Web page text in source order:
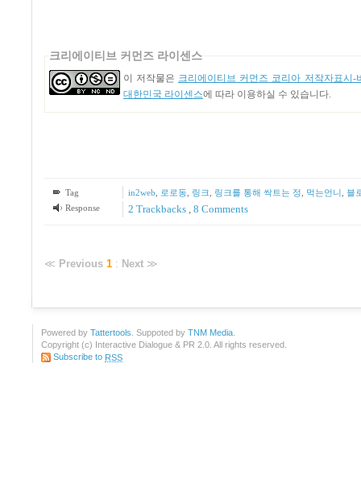
크리에이티브 커먼즈 라이센스
이 저작물은 크리에이티브 커먼즈 코리아 저작자표시-
대한민국 라이센스에 따라 이용하실 수 있습니다.
Tag in2web 로로동 링크 링크를 통해 싹트는 정 먹는언니 블
Response
2 Trackbacks , 8 Comments
≪ Previous 1 : Next ≫
Powered by Tattertools . Suppoted by TNM Media
Copyright (c) Interactive Dialogue & PR 2.0. All rights reserved.
Subscribe to RSS